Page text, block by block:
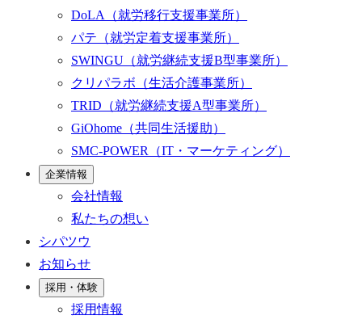
DoLA
（就労移行支援事業所）
パテ （就労定着支援事業所）
SWINGU （就労継続支援B型事業所）
クリパラボ （生活介護事業所）
TRID （就労継続支援A型事業所）
GiOhome （共同生活援助）
SMC-POWER
（IT・マーケティング）
企業情報
会社情報
私たちの想い
シパツウ
お知らせ
採用・体験
採用情報